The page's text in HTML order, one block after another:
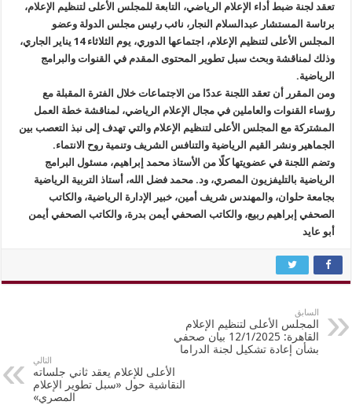
تعقد لجنة ضبط أداء الإعلام الرياضي، التابعة للمجلس الأعلى لتنظيم الإعلام،
برئاسة المستشار عبدالسلام النجار، نائب رئيس مجلس الدولة وعضو
المجلس الأعلى لتنظيم الإعلام، اجتماعها الدوري، يوم الثلاثاء 14 يناير الجاري،
وذلك لمناقشة وبحث سبل تطوير المحتوى المقدم في القنوات والبرامج
الرياضية.
ومن المقرر أن تعقد اللجنة عددًا من الاجتماعات خلال الفترة المقبلة مع
رؤساء القنوات والعاملين في مجال الإعلام الرياضي، لمناقشة خطة العمل
المشتركة مع المجلس الأعلى لتنظيم الإعلام والتي تهدف إلى نبذ التعصب بين
الجماهير ونشر القيم الرياضية والتنافس الشريف وتنمية روح الانتماء.
وتضم اللجنة في عضويتها كلًا من الأستاذ محمد إبراهيم، مسئول البرامج
الرياضية بالتليفزيون المصري، ود. محمد فضل الله، أستاذ التربية الرياضية
بجامعة حلوان، والمهندس شريف أمين، خبير الإدارة الرياضية، والكاتب
الصحفي إبراهيم ربيع، والكاتب الصحفي أيمن بدرة، والكاتب الصحفي أيمن
أبو عايد
السابق
المجلس الأعلى لتنظيم الإعلام
القاهرة: 12/1/2025 بيان صحفي
بشأن إعادة تشكيل لجنة الدراما
التالي
الأعلى للإعلام يعقد ثاني جلساته
النقاشية حول «سبل تطوير الإعلام
المصري»